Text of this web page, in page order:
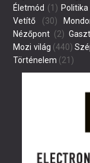
Életmód (1) Politika
Vetítő (30)
Nézőpont (2)
Mozi világ (440)
Történelem (21)